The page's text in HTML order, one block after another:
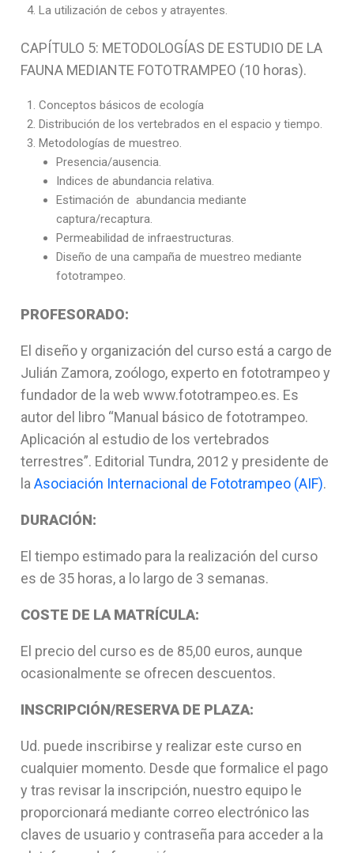
La utilización de cebos y atrayentes.
CAPÍTULO 5: METODOLOGÍAS DE ESTUDIO DE LA
FAUNA MEDIANTE FOTOTRAMPEO (10 horas).
Conceptos básicos de ecología
Distribución de los vertebrados en el espacio y tiempo.
Metodologías de muestreo.
Presencia/ausencia.
Indices de abundancia relativa.
Estimación de abundancia mediante
captura/recaptura.
Permeabilidad de infraestructuras.
Diseño de una campaña de muestreo mediante
fototrampeo.
PROFESORADO:
El diseño y organización del curso está a cargo de
Julián Zamora, zoólogo, experto en fototrampeo y
fundador de la web www.fototrampeo.es. Es
autor del libro “Manual básico de fototrampeo.
Aplicación al estudio de los vertebrados
terrestres”. Editorial Tundra, 2012 y presidente de
la Asociación Internacional de Fototrampeo (AIF).
DURACIÓN:
El tiempo estimado para la realización del curso
es de 35 horas, a lo largo de 3 semanas.
COSTE DE LA MATRÍCULA:
El precio del curso es de 85,00 euros, aunque
ocasionalmente se ofrecen descuentos.
INSCRIPCIÓN/RESERVA DE PLAZA:
Ud. puede inscribirse y realizar este curso en
cualquier momento. Desde que formalice el pago
y tras revisar la inscripción, nuestro equipo le
proporcionará mediante correo electrónico las
claves de usuario y contraseña para acceder a la